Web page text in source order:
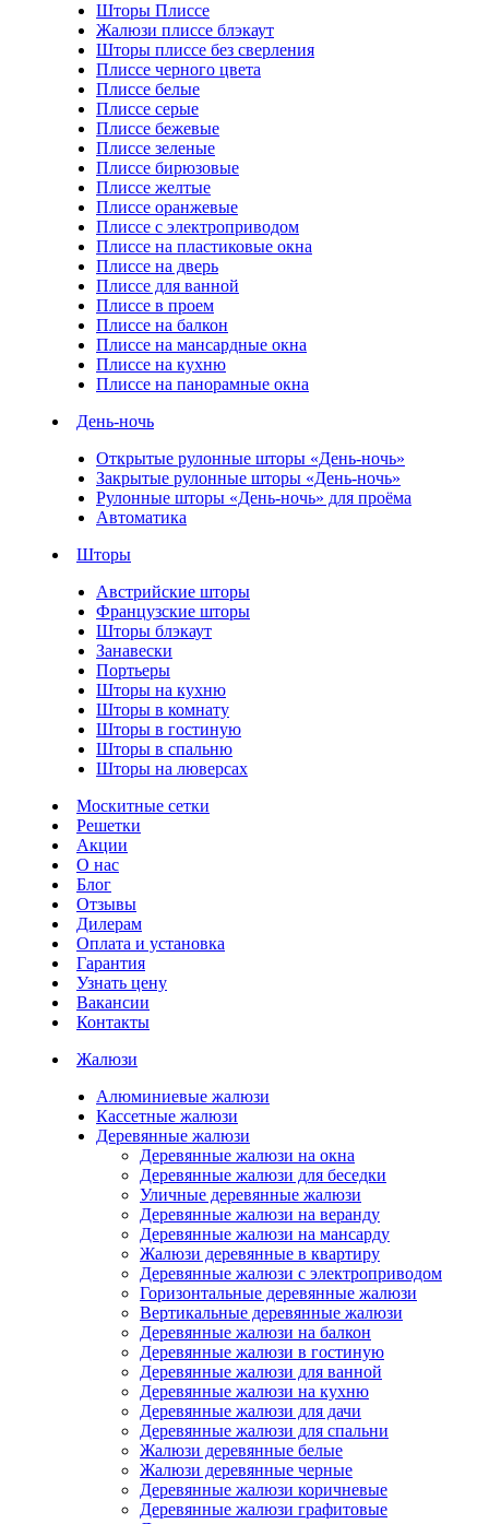
Шторы Плиссе
Жалюзи плиссе блэкаут
Шторы плиссе без сверления
Плиссе черного цвета
Плиссе белые
Плиссе серые
Плиссе бежевые
Плиссе зеленые
Плиссе бирюзовые
Плиссе желтые
Плиссе оранжевые
Плиссе с электроприводом
Плиссе на пластиковые окна
Плиссе на дверь
Плиссе для ванной
Плиссе в проем
Плиссе на балкон
Плиссе на мансардные окна
Плиссе на кухню
Плиссе на панорамные окна
День-ночь
Открытые рулонные шторы «День-ночь»
Закрытые рулонные шторы «День-ночь»
Рулонные шторы «День-ночь» для проёма
Автоматика
Шторы
Австрийские шторы
Французские шторы
Шторы блэкаут
Занавески
Портьеры
Шторы на кухню
Шторы в комнату
Шторы в гостиную
Шторы в спальню
Шторы на люверсах
Москитные сетки
Решетки
Акции
О нас
Блог
Отзывы
Дилерам
Оплата и установка
Гарантия
Узнать цену
Вакансии
Контакты
Жалюзи
Алюминиевые жалюзи
Кассетные жалюзи
Деревянные жалюзи
Деревянные жалюзи на окна
Деревянные жалюзи для беседки
Уличные деревянные жалюзи
Деревянные жалюзи на веранду
Деревянные жалюзи на мансарду
Жалюзи деревянные в квартиру
Деревянные жалюзи с электроприводом
Горизонтальные деревянные жалюзи
Вертикальные деревянные жалюзи
Деревянные жалюзи на балкон
Деревянные жалюзи в гостиную
Деревянные жалюзи для ванной
Деревянные жалюзи на кухню
Деревянные жалюзи для дачи
Деревянные жалюзи для спальни
Жалюзи деревянные белые
Жалюзи деревянные черные
Деревянные жалюзи коричневые
Деревянные жалюзи графитовые